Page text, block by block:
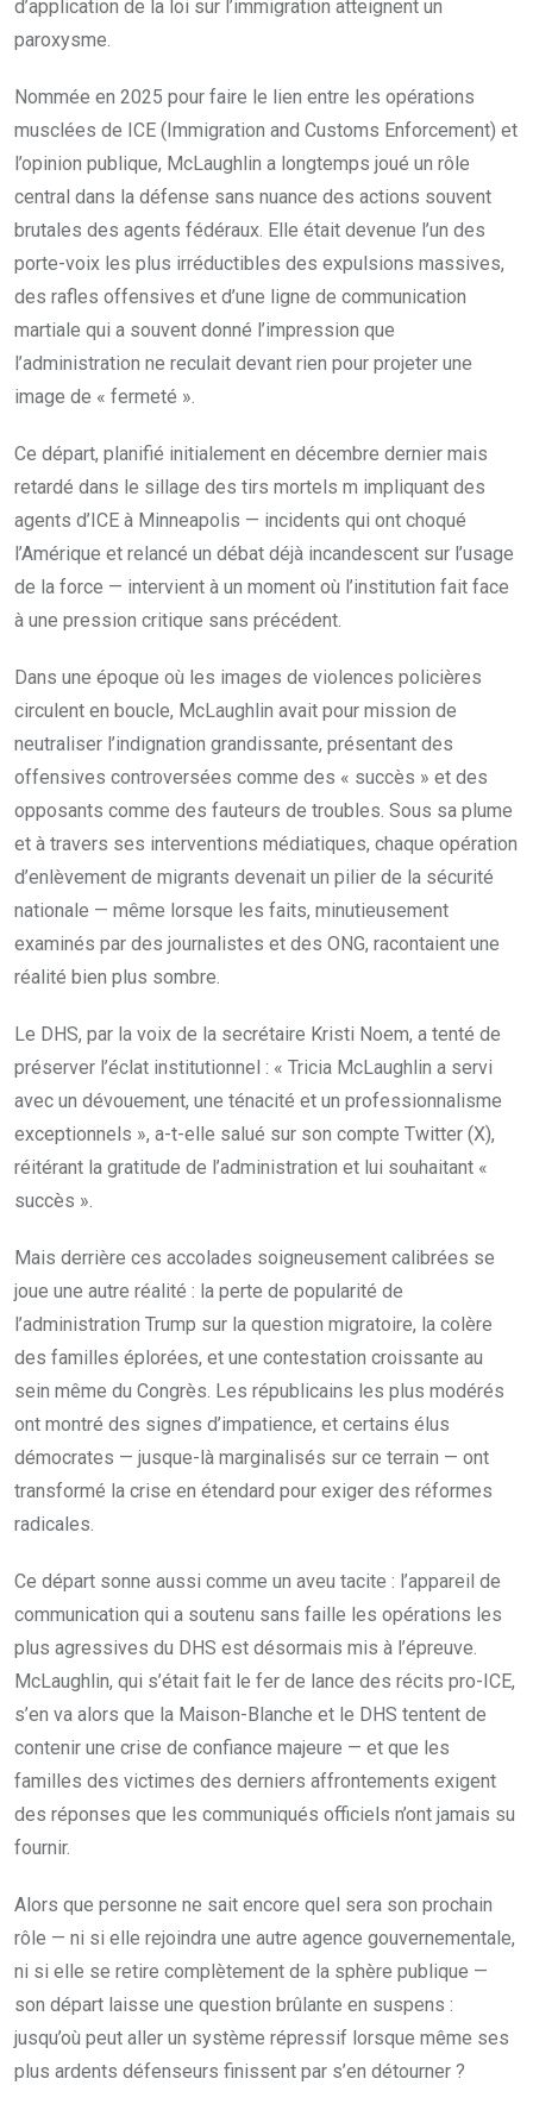
d’application de la loi sur l’immigration atteignent un
paroxysme.
Nommée en 2025 pour faire le lien entre les opérations
musclées de ICE (Immigration and Customs Enforcement) et
l’opinion publique, McLaughlin a longtemps joué un rôle
central dans la défense sans nuance des actions souvent
brutales des agents fédéraux. Elle était devenue l’un des
porte-voix les plus irréductibles des expulsions massives,
des rafles offensives et d’une ligne de communication
martiale qui a souvent donné l’impression que
l’administration ne reculait devant rien pour projeter une
image de « fermeté ».
Ce départ, planifié initialement en décembre dernier mais
retardé dans le sillage des tirs mortels m impliquant des
agents d’ICE à Minneapolis — incidents qui ont choqué
l’Amérique et relancé un débat déjà incandescent sur l’usage
de la force — intervient à un moment où l’institution fait face
à une pression critique sans précédent.
Dans une époque où les images de violences policières
circulent en boucle, McLaughlin avait pour mission de
neutraliser l’indignation grandissante, présentant des
offensives controversées comme des « succès » et des
opposants comme des fauteurs de troubles. Sous sa plume
et à travers ses interventions médiatiques, chaque opération
d’enlèvement de migrants devenait un pilier de la sécurité
nationale — même lorsque les faits, minutieusement
examinés par des journalistes et des ONG, racontaient une
réalité bien plus sombre.
Le DHS, par la voix de la secrétaire Kristi Noem, a tenté de
préserver l’éclat institutionnel : « Tricia McLaughlin a servi
avec un dévouement, une ténacité et un professionnalisme
exceptionnels », a-t-elle salué sur son compte Twitter (X),
réitérant la gratitude de l’administration et lui souhaitant «
succès ».
Mais derrière ces accolades soigneusement calibrées se
joue une autre réalité : la perte de popularité de
l’administration Trump sur la question migratoire, la colère
des familles éplorées, et une contestation croissante au
sein même du Congrès. Les républicains les plus modérés
ont montré des signes d’impatience, et certains élus
démocrates — jusque-là marginalisés sur ce terrain — ont
transformé la crise en étendard pour exiger des réformes
radicales.
Ce départ sonne aussi comme un aveu tacite : l’appareil de
communication qui a soutenu sans faille les opérations les
plus agressives du DHS est désormais mis à l’épreuve.
McLaughlin, qui s’était fait le fer de lance des récits pro-ICE,
s’en va alors que la Maison-Blanche et le DHS tentent de
contenir une crise de confiance majeure — et que les
familles des victimes des derniers affrontements exigent
des réponses que les communiqués officiels n’ont jamais su
fournir.
Alors que personne ne sait encore quel sera son prochain
rôle — ni si elle rejoindra une autre agence gouvernementale,
ni si elle se retire complètement de la sphère publique —
son départ laisse une question brûlante en suspens :
jusqu’où peut aller un système répressif lorsque même ses
plus ardents défenseurs finissent par s’en détourner ?